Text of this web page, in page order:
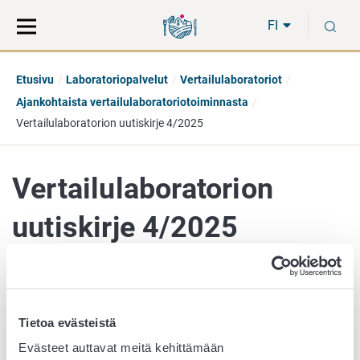
Tietoa evästeistä
Evästeet auttavat meitä kehittämään
suoraan
sisältöön
koko
sivuston
FI
Etusivu Laboratoriopalvelut
Vertailulaboratoriot
Ajankohtaista vertailulaboratoriotoiminnasta
Vertailulaboratorion uutiskirje 4/2025
Vertailulaboratorion
uutiskirje 4/2025
1. joulukuuta 2025
Uutiskirjeessä tiedotetaan laboratoriomenetelmiin,